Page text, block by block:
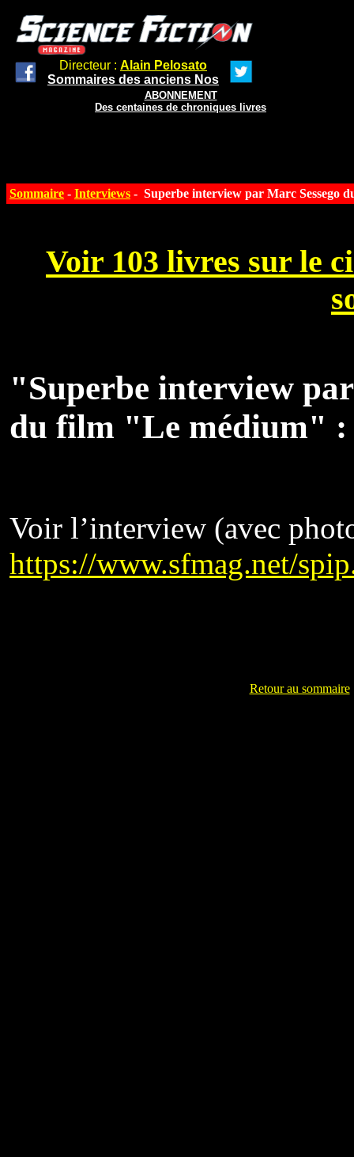
Directeur : Alain Pelosato
Sommaires des anciens Nos
ABONNEMENT
Des centaines de chroniques livres
Sommaire - Interviews - Superbe interview par Marc Sessego
Voir 103 livres sur le
"Superbe interview
du film "Le médium" :
Voir l’interview (avec
https://www.sfmag.net/
Retour au sommaire